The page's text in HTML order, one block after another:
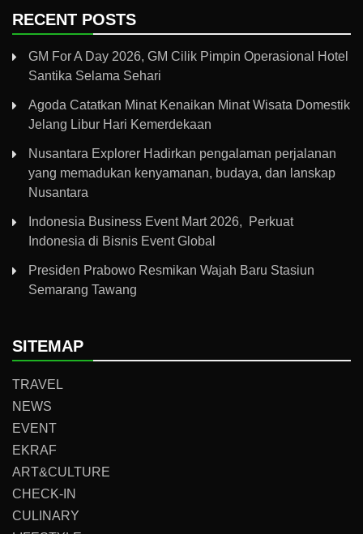
RECENT POSTS
GM For A Day 2026, GM Cilik Pimpin Operasional Hotel
Santika Selama Sehari
Agoda Catatkan Minat Kenaikan Minat Wisata Domestik
Jelang Libur Hari Kemerdekaan
Nusantara Explorer Hadirkan pengalaman perjalanan
yang memadukan kenyamanan, budaya, dan lanskap
Nusantara
Indonesia Business Event Mart 2026, Perkuat
Indonesia di Bisnis Event Global
Presiden Prabowo Resmikan Wajah Baru Stasiun
Semarang Tawang
SITEMAP
TRAVEL
NEWS
EVENT
EKRAF
ART&CULTURE
CHECK-IN
CULINARY